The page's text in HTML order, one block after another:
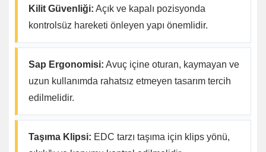
Kilit Güvenliği: Açık ve kapalı pozisyonda
kontrolsüz hareketi önleyen yapı önemlidir.
Sap Ergonomisi: Avuç içine oturan, kaymayan ve
uzun kullanımda rahatsız etmeyen tasarım tercih
edilmelidir.
Taşıma Klipsi: EDC tarzı taşıma için klips yönü,